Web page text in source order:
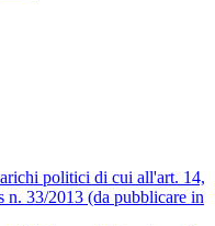
politici di cui all'art. 14,
n. 33/2013 (da pubblicare in